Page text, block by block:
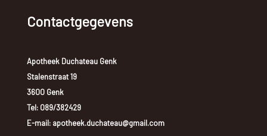
Contactgegevens
Apotheek Duchateau Genk
Stalenstraat 19
3600 Genk
Tel: 089/382429
E-mail: apotheek.duchateau@gmail.com